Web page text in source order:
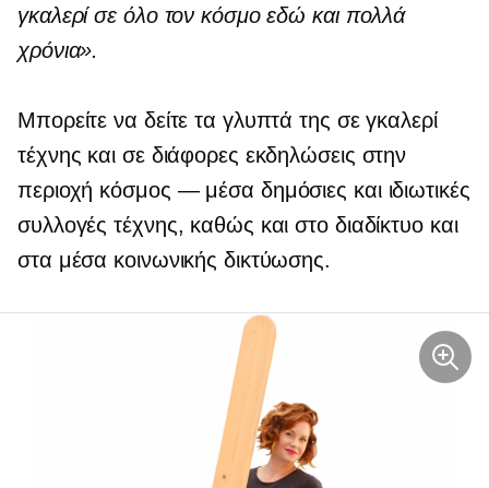
γκαλερί σε όλο τον κόσμο εδώ και πολλά
χρόνια».
Μπορείτε να δείτε τα γλυπτά της σε γκαλερί
τέχνης και σε διάφορες εκδηλώσεις στην
περιοχή κόσμος — μέσα δημόσιες και ιδιωτικές
συλλογές τέχνης, καθώς και στο διαδίκτυο και
στα μέσα κοινωνικής δικτύωσης.